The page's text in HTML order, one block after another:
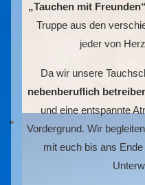
„Tauchen mit Freunden“
Truppe aus den
jeder von
Da wir unsere
nebenberuflich
und eine entspannte
Vordergrund. Wir
mit euch bis ans